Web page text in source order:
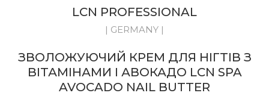
LCN PROFESSIONAL
| GERMANY |
ЗВОЛОЖУЮЧИЙ КРЕМ ДЛЯ НІГТІВ З
ВІТАМІНАМИ І АВОКАДО LCN SPA
AVOCADO NAIL BUTTER